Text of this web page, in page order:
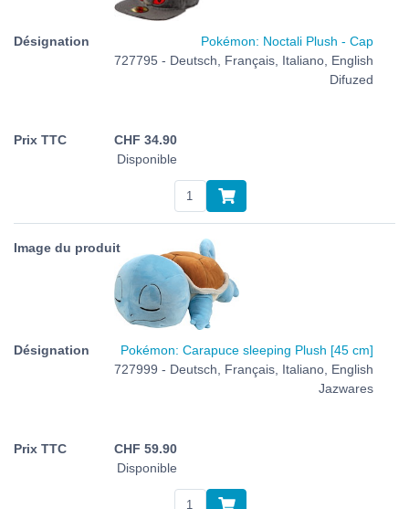
Pokémon: Noctali Plush - Cap
727795 - Deutsch, Français, Italiano, English
Difuzed
CHF 34.90
Disponible
Pokémon: Carapuce sleeping Plush [45 cm]
727999 - Deutsch, Français, Italiano, English
Jazwares
CHF 59.90
Disponible